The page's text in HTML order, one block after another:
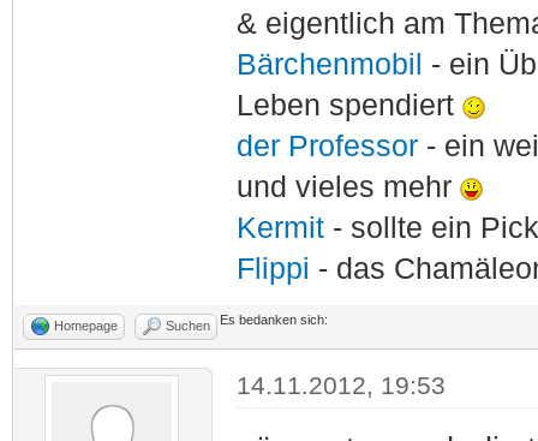
& eigentlich am
Bärchenmobil - ein
Leben spendiert
der Professor - ein
und vieles mehr
Kermit- sollte ein
Flippi - das
Homepage Suchen Es bedanken sich:
14.11.2012, 19:53